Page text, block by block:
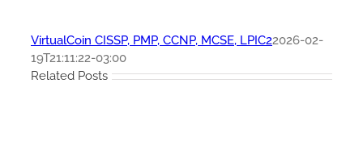
VirtualCoin CISSP, PMP, CCNP, MCSE, LPIC22026-02-
19T21:11:22-03:00
Related Posts